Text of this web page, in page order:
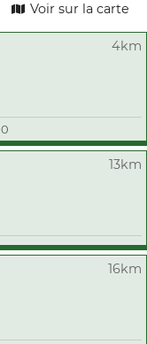
Voir sur la carte
4km
13km
16km